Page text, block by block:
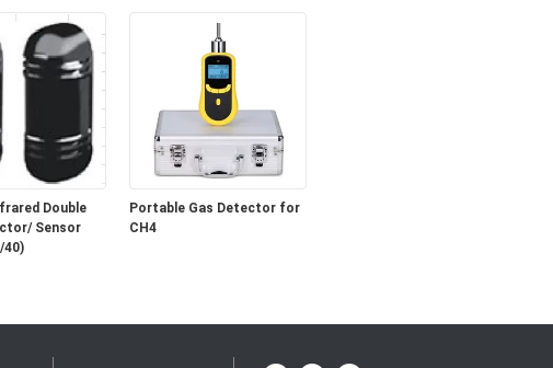
Double
Sensor
40)
Portable Gas Detector for
CH4